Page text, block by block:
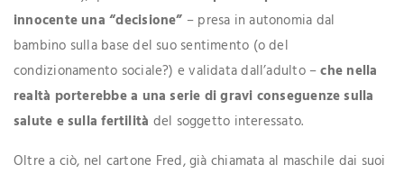
innocente una “decisione” – presa in autonomia dal
bambino sulla base del suo sentimento (o del
condizionamento sociale?) e validata dall’adulto –che nella
realtà porterebbe a una serie di gravi conseguenze sulla
salute e sulla fertilità del soggetto interessato.
Oltre a ciò, nel cartone Fred, già chiamata al maschile dai suoi